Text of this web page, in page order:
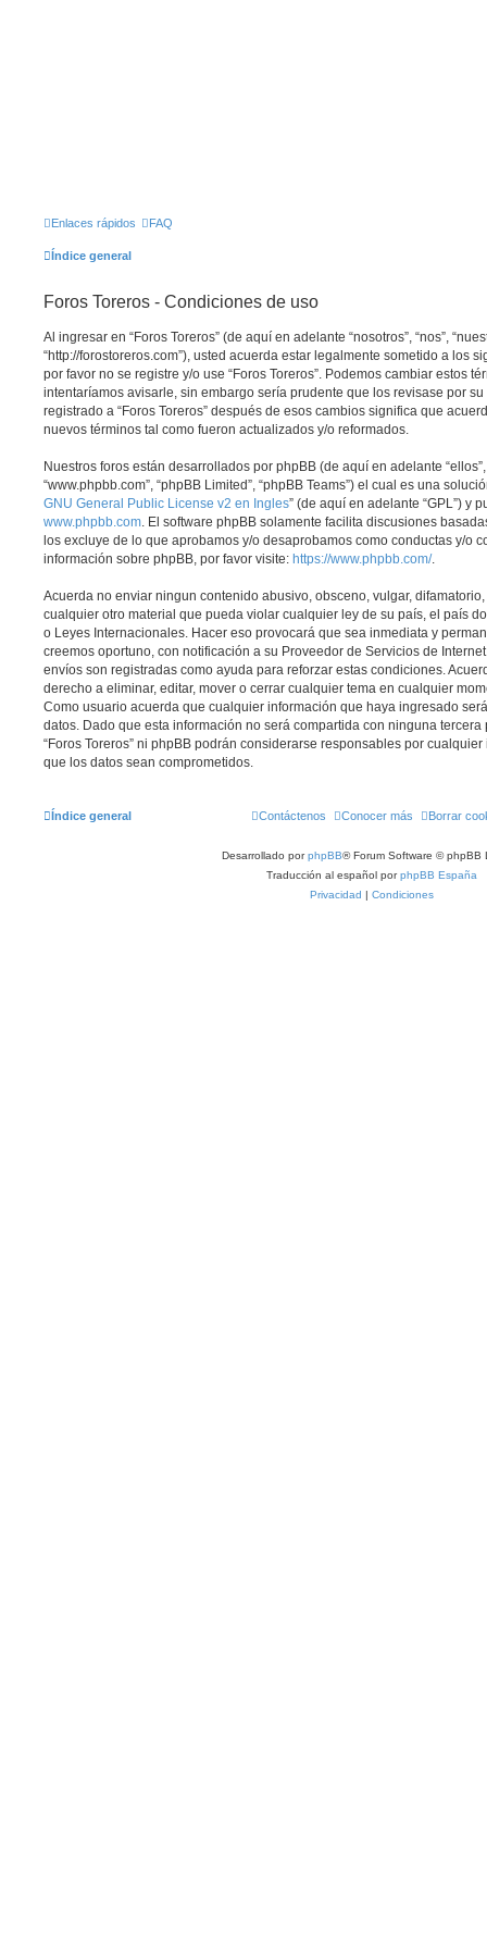
Enlaces rápidos FAQ
Índice general
Foros Toreros - Condiciones de uso
Al ingresar en “Foros Toreros” (de aquí en adelante “nosotros”, “nos”,
“http://forostoreros.com”), usted acuerda estar legalmente sometido a los
por favor no se registre y/o use “Foros Toreros”. Podemos cambiar estos
intentaríamos avisarle, sin embargo sería prudente que los revisase por
registrado a “Foros Toreros” después de esos cambios significa que
nuevos términos tal como fueron actualizados y/o reformados.
Nuestros foros están desarrollados por phpBB (de aquí en adelante “ellos”,
“www.phpbb.com”, “phpBB Limited”, “phpBB Teams”) el cual es una
GNU General Public License v2 en Ingles” (de aquí en adelante “GPL”) y
www.phpbb.com. El software phpBB solamente facilita discusiones
los excluye de lo que aprobamos y/o desaprobamos como conductas y/o
información sobre phpBB, por favor visite: https://www.phpbb.com/.
Acuerda no enviar ningun contenido abusivo, obsceno, vulgar,
cualquier otro material que pueda violar cualquier ley de su país, el país
o Leyes Internacionales. Hacer eso provocará que sea inmediata y
creemos oportuno, con notificación a su Proveedor de Servicios de
envíos son registradas como ayuda para reforzar estas condiciones.
derecho a eliminar, editar, mover o cerrar cualquier tema en cualquier
Como usuario acuerda que cualquier información que haya ingresado
datos. Dado que esta información no será compartida con ninguna
“Foros Toreros” ni phpBB podrán considerarse responsables por
que los datos sean comprometidos.
Índice general Borrar
Conocer más
Contáctenos
Desarrollado porphpBB® Forum Software © phpBB
Traducción al español porphpBB España
Privacidad | Condiciones